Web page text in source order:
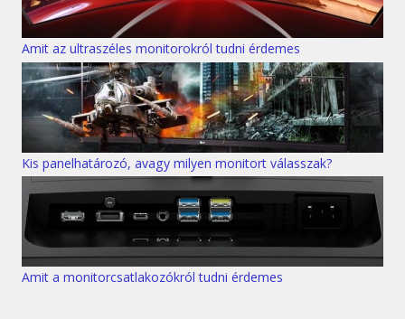
Amit az ultraszéles monitorokról tudni érdemes
Kis panelhatározó, avagy milyen monitort válasszak?
Amit a monitorcsatlakozókról tudni érdemes